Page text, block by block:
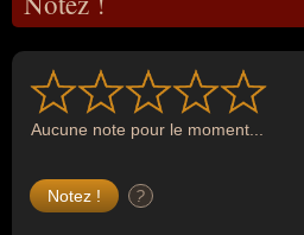
Aucune note pour le moment...
?